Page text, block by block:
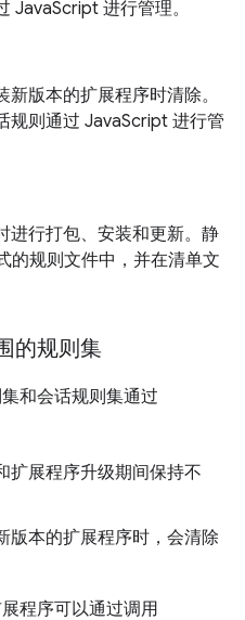
JavaScript 进行管理。
版本的扩展程序时清除。
规则通过 JavaScript 进行管
进行打包、安装和更新。静
的规则文件中，并在清单文
的规则集
和会话规则集通过
扩展程序升级期间保持不
版本的扩展程序时，会清除
程序可以通过调用